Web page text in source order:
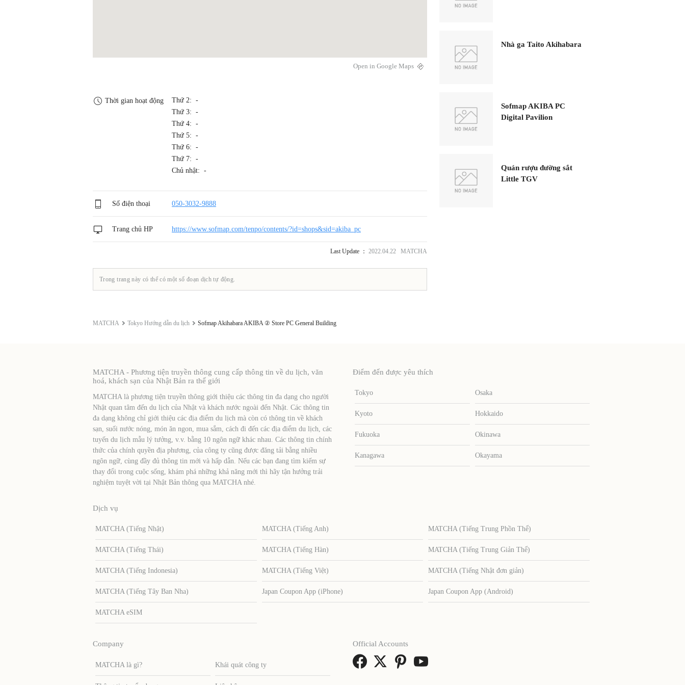
Open in Google Maps
Thời gian hoạt động
Thứ 2: -
Thứ 3: -
Thứ 4: -
Thứ 5: -
Thứ 6: -
Thứ 7: -
Chủ nhật: -
Số điện thoại 050-3032-9888
Trang chủ HP https://www.sofmap.com/tenpo/contents/?id=shops&sid=akiba_pc
Last Update ： 2022.04.22 MATCHA
Trong trang này có thể có một số đoạn dịch tự động.
Nhà ga Taito Akihabara
Sofmap AKIBA PC
Digital Pavilion
Quán rượu đường sắt
Little TGV
MATCHA Tokyo Hướng dẫn du lịch Sofmap Akihabara AKIBA ② Store PC General Building
MATCHA - Phương tiện truyền thông cung cấp thông tin về du lịch, văn
hoá, khách sạn của Nhật Bản ra thế giới
MATCHA là phương tiện truyền thông giới thiệu các thông tin đa dạng cho người
Nhật quan tâm đến du lịch của Nhật và khách nước ngoài đến Nhật. Các thông tin
đa dạng không chỉ giới thiệu các địa điểm du lịch mà còn có thông tin về khách
sạn, suối nước nóng, món ăn ngon, mua sắm, cách đi đến các địa điểm du lịch, các
tuyến du lịch mẫu lý tưởng, v.v. bằng 10 ngôn ngữ khác nhau. Các thông tin chính
thức của chính quyền địa phương, của công ty cũng được đăng tải bằng nhiều
ngôn ngữ, cùng đầy đủ thông tin mới và hấp dẫn. Nếu các bạn đang tìm kiếm sự
thay đổi trong cuộc sống, khám phá những khả năng mới thì hãy tận hưởng trải
nghiệm tuyệt vời tại Nhật Bản thông qua MATCHA nhé.
Điểm đến được yêu thích
Tokyo Osaka
Kyoto Hokkaido
Fukuoka Okinawa
Kanagawa Okayama
Dịch vụ
MATCHA (Tiếng Nhật) MATCHA (Tiếng Anh) MATCHA (Tiếng Trung Phồn Thể)
MATCHA (Tiếng Thái) MATCHA (Tiếng Hàn) MATCHA (Tiếng Trung Giản Thể)
MATCHA (Tiếng Indonesia) MATCHA (Tiếng Việt) MATCHA (Tiếng Nhật đơn giản)
MATCHA (Tiếng Tây Ban Nha) Japan Coupon App (iPhone) Japan Coupon App (Android)
MATCHA eSIM
Company
MATCHA là gì? Khái quát công ty
Official Accounts